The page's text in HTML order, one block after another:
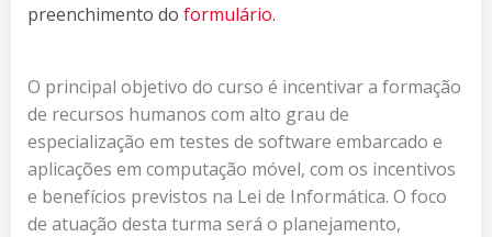
preenchimento do formulário.
O principal objetivo do curso é incentivar a formação
de recursos humanos com alto grau de
especialização em testes de software embarcado e
aplicações em computação móvel, com os incentivos
e benefícios previstos na Lei de Informática. O foco
de atuação desta turma será o planejamento,